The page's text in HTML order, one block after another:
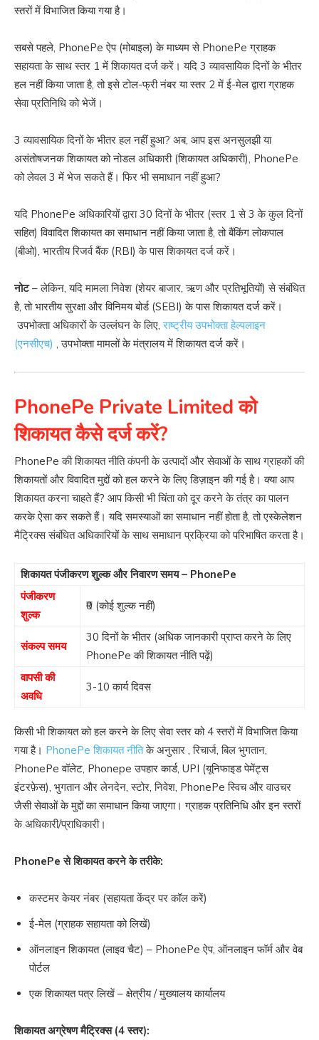
स्तरों में विभाजित किया गया है।
सबसे पहले, PhonePe ऐप (मोबाइल) के माध्यम से PhonePe ग्राहक
सहायता के साथ स्तर 1 में शिकायत दर्ज करें। यदि 3 व्यावसायिक दिनों के भीतर
हल नहीं किया जाता है, तो इसे टोल-फ्री नंबर या स्तर 2 में ई-मेल द्वारा ग्राहक
सेवा प्रतिनिधि को भेजें।
3 व्यावसायिक दिनों के भीतर हल नहीं हुआ? अब, आप इस अनसुलझी या
असंतोषजनक शिकायत को नोडल अधिकारी (शिकायत अधिकारी), PhonePe
को लेवल 3 में भेज सकते हैं। फिर भी समाधान नहीं हुआ?
यदि PhonePe अधिकारियों द्वारा 30 दिनों के भीतर (स्तर 1 से 3 के कुल दिनों
सहित) विवादित शिकायत का समाधान नहीं किया जाता है, तो बैंकिंग लोकपाल
(बीओ), भारतीय रिजर्व बैंक (RBI) के पास शिकायत दर्ज करें।
नोट– लेकिन, यदि मामला निवेश (शेयर बाजार, ऋण और प्रतिभूतियों) से संबंधित
है, तो भारतीय सुरक्षा और विनिमय बोर्ड (SEBI) के पास शिकायत दर्ज करें।
उपभोक्ता अधिकारों के उल्लंघन के लिए, राष्ट्रीय उपभोक्ता हेल्पलाइन
(एनसीएच) , उपभोक्ता मामलों के मंत्रालय में शिकायत दर्ज करें।
PhonePe Private Limited को
शिकायत कैसे दर्ज करें?
PhonePe की शिकायत नीति कंपनी के उत्पादों और सेवाओं के साथ ग्राहकों की
शिकायतों और विवादित मुद्दों को हल करने के लिए डिज़ाइन की गई है। क्या आप
शिकायत करना चाहते हैं? आप किसी भी चिंता को दूर करने के तंत्र का पालन
करके ऐसा कर सकते हैं। यदि समस्याओं का समाधान नहीं होता है, तो एस्केलेशन
मैट्रिक्स संबंधित अधिकारियों के साथ समाधान प्रक्रिया को परिभाषित करता है।
शिकायत पंजीकरण शुल्क और निवारण समय – PhonePe
पंजीकरण
शुल्क
₹0 (कोई शुल्क नहीं)
संकल्प समय
30 दिनों के भीतर (अधिक जानकारी प्राप्त करने के लिए
PhonePe की शिकायत नीति पढ़ें)
वापसी की
अवधि
3-10 कार्य दिवस
किसी भी शिकायत को हल करने के लिए सेवा स्तर को 4 स्तरों में विभाजित किया
गया है। PhonePe शिकायत नीतिके अनुसार , रिचार्ज, बिल भुगतान,
PhonePe वॉलेट, Phonepe उपहार कार्ड, UPI (यूनिफाइड पेमेंट्स
इंटरफ़ेस), भुगतान और लेनदेन, स्टोर, निवेश, PhonePe स्विच और वाउचर
जैसी सेवाओं के मुद्दों का समाधान किया जाएगा। ग्राहक प्रतिनिधि और इन स्तरों
के अधिकारी/प्राधिकारी।
PhonePe से शिकायत करने के तरीके:
कस्टमर केयर नंबर (सहायता केंद्र पर कॉल करें)
ई-मेल (ग्राहक सहायता को लिखें)
ऑनलाइन शिकायत (लाइव चैट) – PhonePe ऐप, ऑनलाइन फॉर्म और वेब
पोर्टल
एक शिकायत पत्र लिखें – क्षेत्रीय / मुख्यालय कार्यालय
शिकायत अग्रेषण मैट्रिक्स (4 स्तर):